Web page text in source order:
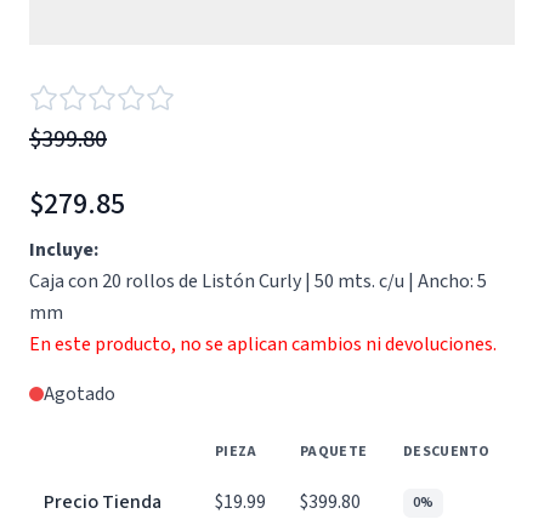
$399.80
$279.85
Incluye:
Caja con 20 rollos de Listón Curly | 50 mts. c/u | Ancho: 5
mm
En este producto, no se aplican cambios ni devoluciones.
Agotado
PIEZA PAQUETE DESCUENTO
Precio Tienda $19.99 $399.80 0%